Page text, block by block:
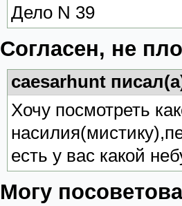
Дело N 39
Согласен, не
caesarhunt
Хочу посмотреть
есть у вас какой
Могу